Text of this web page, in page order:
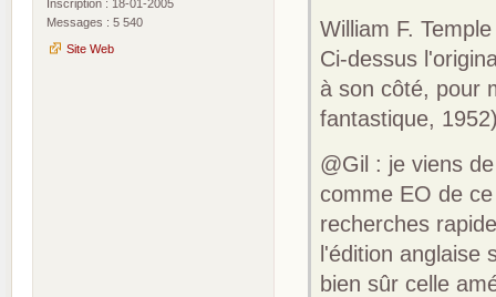
Inscription : 18-01-2005
Messages : 5 540
Site Web
William F.
Ci-dessus
à son côté, pour
fantastique,
@Gil : je viens
comme EO de
recherches
l'édition anglaise
bien sûr celle